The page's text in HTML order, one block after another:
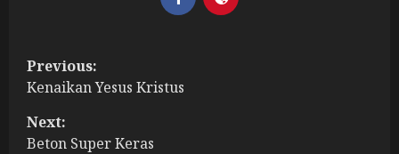
P
o
s
Previous:
Kenaikan Yesus Kristus
Next:
Beton Super Keras